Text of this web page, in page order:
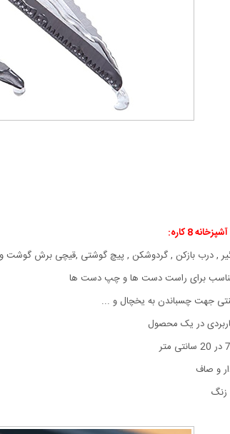
8 کاره:
, درب بازکن , گردوشکن , پیچ گوشتی ,قیچی برش گوشت
مناسب برای راست دست ها و چپ دست ها
جهت چسباندن به یخچال و ...